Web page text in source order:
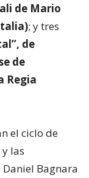
de Mario
; y tres
de
de
Regia
el ciclo de
y las
Bagnara